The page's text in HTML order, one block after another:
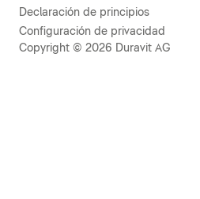
Declaración de principios
Configuración de privacidad
Copyright © 2026 Duravit AG